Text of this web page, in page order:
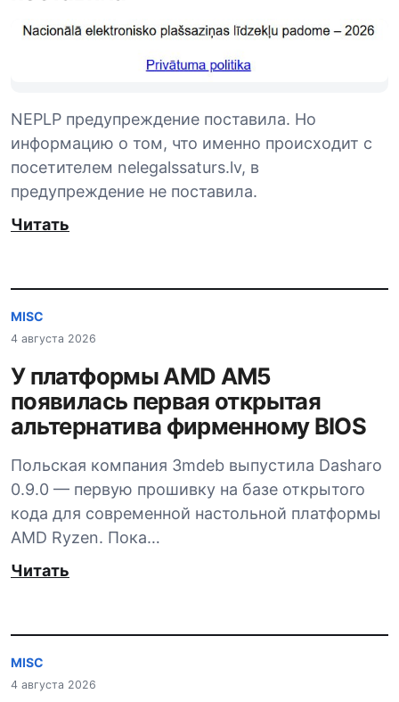
NEPLP предупреждение поставила. Но
информацию о том, что именно происходит с
посетителем nelegalssaturs.lv, в
предупреждение не поставила.
Читать
MISC
4 августа 2026
У платформы AMD AM5
появилась первая открытая
альтернатива фирменному BIOS
Польская компания 3mdeb выпустила Dasharo
0.9.0 — первую прошивку на базе открытого
кода для современной настольной платформы
AMD Ryzen. Пока…
Читать
MISC
4 августа 2026